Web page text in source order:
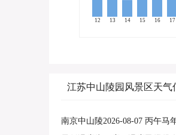
12 13 14 15 16 17
江苏中山陵园风景区天气
南京中山陵2026-08-07 丙午